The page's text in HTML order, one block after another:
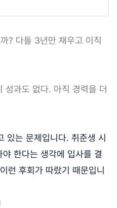
? 다들 3년만 채우고 이직
성과도 없다. 아직 경력을 더
있는 문제입니다. 취준생 시
한다는 생각에 입사를 결
런 후회가 따랐기 때문입니